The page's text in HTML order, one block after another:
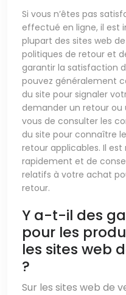
Si vous n’êtes pas
effectué en ligne, il est
plupart des sites web
politiques de retour et
garantir la satisfaction
pouvez généralement
du site pour signaler
demander un retour ou
vous de consulter les
du site pour connaître
retour applicables. Il
rapidement et de
relatifs à votre achat
retour.
Y a-t-il des
pour les
les sites web
?
Sur les sites web de